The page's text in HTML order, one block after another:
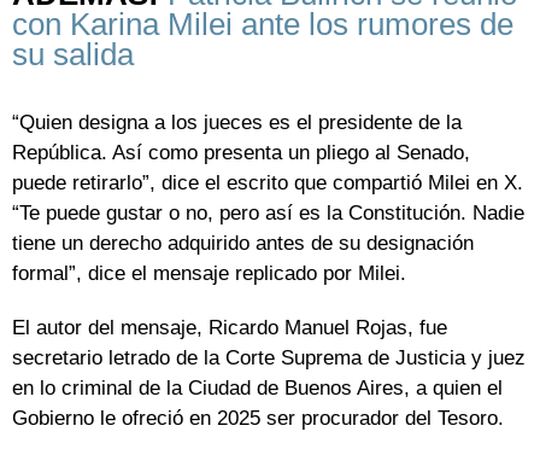
con Karina Milei ante los rumores de
su salida
“Quien designa a los jueces es el presidente de la
República. Así como presenta un pliego al Senado,
puede retirarlo”, dice el escrito que compartió Milei en X.
“Te puede gustar o no, pero así es la Constitución. Nadie
tiene un derecho adquirido antes de su designación
formal”, dice el mensaje replicado por Milei.
El autor del mensaje, Ricardo Manuel Rojas, fue
secretario letrado de la Corte Suprema de Justicia y juez
en lo criminal de la Ciudad de Buenos Aires, a quien el
Gobierno le ofreció en 2025 ser procurador del Tesoro.